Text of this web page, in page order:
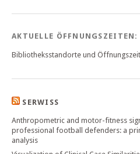
AKTUELLE ÖFFNUNGSZEITEN:
Bibliotheksstandorte und
SERWISS
Anthropometric and motor-fitness
professional football defenders: a
analysis